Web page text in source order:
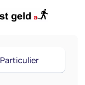
Particulier